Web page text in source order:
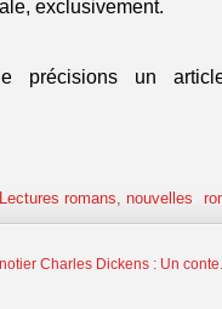
exclusivement.
précisions un
Lectures romans, nouvelles
Charles Dickens : Un